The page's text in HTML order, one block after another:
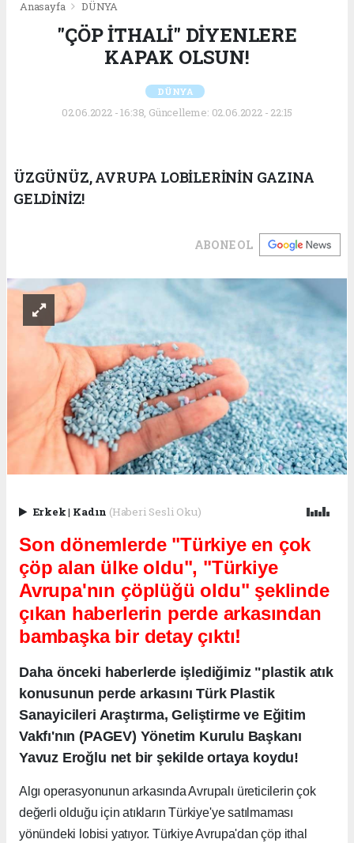
Anasayfa DÜNYA
"ÇÖP İTHALİ" DİYENLERE
KAPAK OLSUN!
DÜNYA
02.06.2022 - 16:38, Güncelleme: 02.06.2022 - 22:15
ÜZGÜNÜZ, AVRUPA LOBİLERİNİN GAZINA
GELDİNİZ!
ABONE OL
Erkek| Kadın (Haberi Sesli Oku)
Son dönemlerde "Türkiye en çok
çöp alan ülke oldu", "Türkiye
Avrupa'nın çöplüğü oldu" şeklinde
çıkan haberlerin perde arkasından
bambaşka bir detay çıktı!
Daha önceki haberlerde işlediğimiz "plastik atık
konusunun perde arkasını Türk Plastik
Sanayicileri Araştırma, Geliştirme ve Eğitim
Vakfı'nın (PAGEV) Yönetim Kurulu Başkanı
Yavuz Eroğlu net bir şekilde ortaya koydu!
Algı operasyonunun arkasında Avrupalı üreticilerin çok
değerli olduğu için atıkların Türkiye'ye satılmaması
yönündeki lobisi yatıyor. Türkiye Avrupa'dan çöp ithal